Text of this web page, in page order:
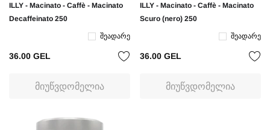
ILLY - Macinato - Caffè - Macinato
Decaffeinato 250
Შეადარე
36.00 GEL
ᲛᲘᲣᲬᲕᲓᲝᲛᲔᲚᲘᲐ
ILLY - Macinato - Caffè - Macinato
Scuro (nero) 250
Შეადარე
36.00 GEL
ᲛᲘᲣᲬᲕᲓᲝᲛᲔᲚᲘᲐ